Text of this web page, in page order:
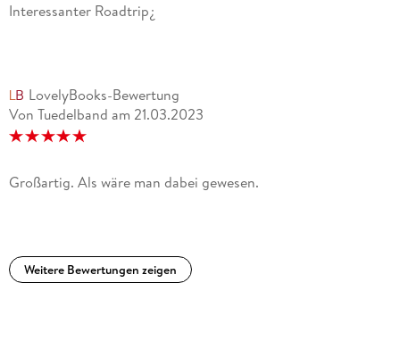
Interessanter Roadtrip¿
LovelyBooks-Bewertung
Von Tuedelband am 21.03.2023
Großartig. Als wäre man dabei gewesen.
Weitere Bewertungen zeigen